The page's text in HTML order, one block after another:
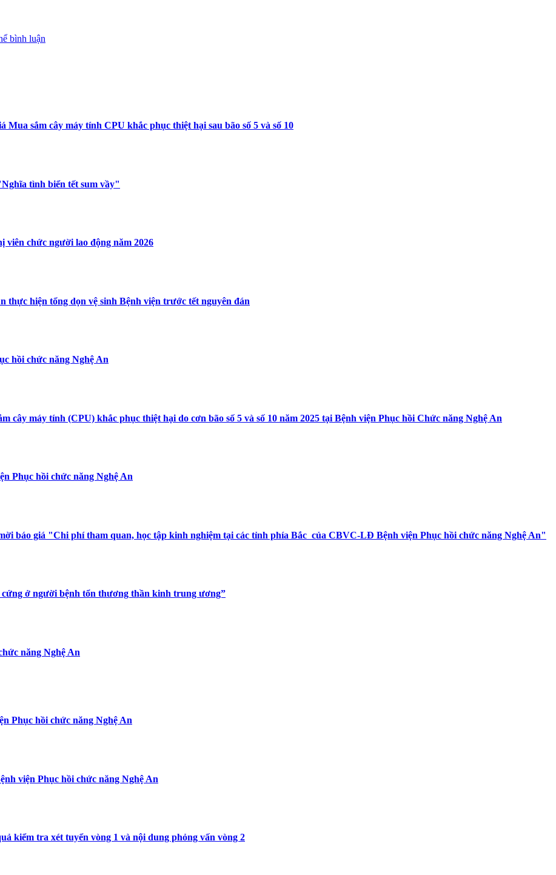
bình luận
sắm cây máy tính CPU khắc phục thiệt hại sau bão số 5 và số 10
tình biển tết sum vầy"
viên chức người lao động năm 2026
thực hiện tổng dọn vệ sinh Bệnh viện trước tết nguyên đán
hồi chức năng Nghệ An
cây máy tính (CPU) khắc phục thiệt hại do cơn bão số 5 và số 10 năm 2025 tại Bệnh viện Phục hồi Chức năng Nghệ An
Phục hồi chức năng Nghệ An
báo giá "Chi phí tham quan, học tập kinh nghiệm tại các tỉnh phía Bắc của CBVC-LĐ Bệnh viện Phục hồi chức năng Nghệ An"
ở người bệnh tổn thương thần kinh trung ương”
năng Nghệ An
Phục hồi chức năng Nghệ An
viện Phục hồi chức năng Nghệ An
kiểm tra xét tuyển vòng 1 và nội dung phỏng vấn vòng 2